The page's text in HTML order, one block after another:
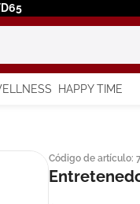
HAPPY TIME
Código de artículo: